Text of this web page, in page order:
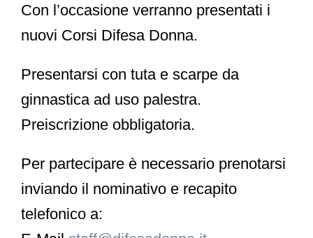
Con l’occasione verranno presentati i
nuovi Corsi Difesa Donna.
Presentarsi con tuta e scarpe da
ginnastica ad uso palestra.
Preiscrizione obbligatoria.
Per partecipare è necessario prenotarsi
inviando il nominativo e recapito
telefonico a: